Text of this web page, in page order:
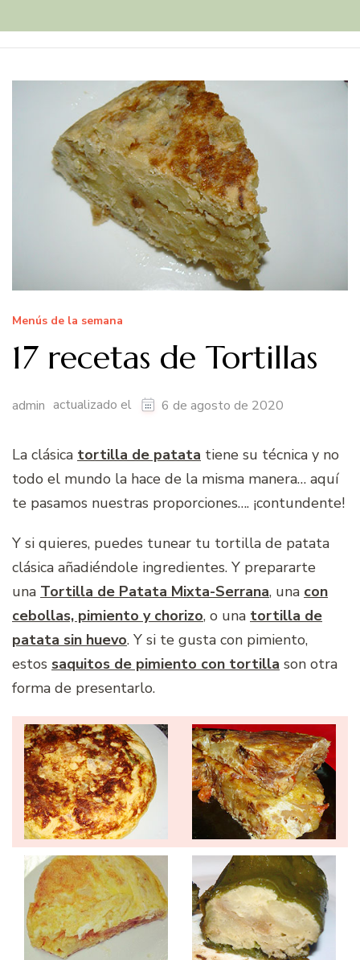
Menús de la semana
17 recetas de Tortillas
admin actualizado el 6 de agosto de 2020
La clásica tortilla de patata tiene su técnica y no
todo el mundo la hace de la misma manera… aquí
te pasamos nuestras proporciones…. ¡contundente!
Y si quieres, puedes tunear tu tortilla de patata
clásica añadiéndole ingredientes. Y prepararte
una Tortilla de Patata Mixta-Serrana, una con
cebollas, pimiento y chorizo, o una tortilla de
patata sin huevo. Y si te gusta con pimiento,
estos saquitos de pimiento con tortilla son otra
forma de presentarlo.